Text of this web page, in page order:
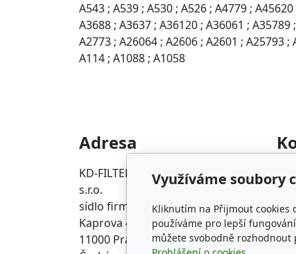
A543 ; A539 ; A530 ; A526 ; A4779 ;
A3688 ; A3637 ; A36120 ; A36061 ;
A2773 ; A26064 ; A2606 ; A2601 ; A25793 ;
A114 ; A1088 ; A1058
Adresa
KD-FILTER, Průmyslová filtrace
s.r.o.
sídlo firmy
Kaprova 42/14
11000 Praha 1 Staré Město
Využíváme soubory
Kliknutím na Přijmout cookies
používáme pro lepší
můžete svobodně